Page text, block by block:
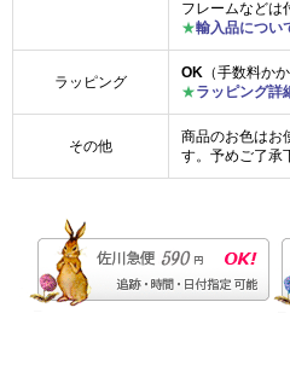
フレームなどは
★輸入品につい
ラッピング
OK （手数料か
★ラッピング詳
その他
商品のお色はお
す。予めご了承